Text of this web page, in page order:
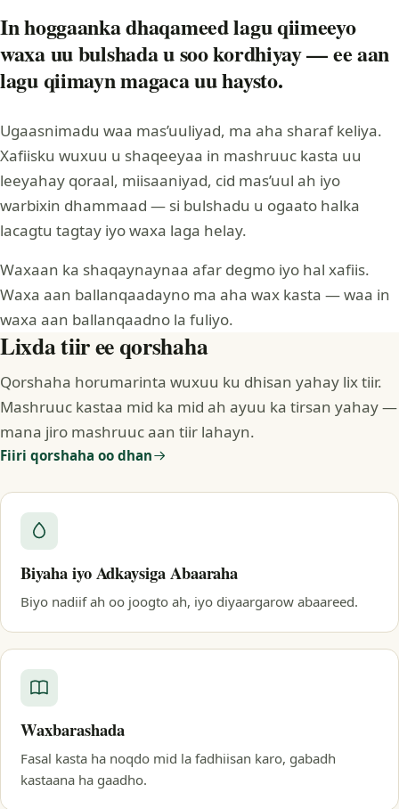
In hoggaanka dhaqameed lagu qiimeeyo
waxa uu bulshada u soo kordhiyay — ee aan
lagu qiimayn magaca uu haysto.
Ugaasnimadu waa mas’uuliyad, ma aha sharaf keliya.
Xafiisku wuxuu u shaqeeyaa in mashruuc kasta uu
leeyahay qoraal, miisaaniyad, cid mas’uul ah iyo
warbixin dhammaad — si bulshadu u ogaato halka
lacagtu tagtay iyo waxa laga helay.
Waxaan ka shaqaynaynaa afar degmo iyo hal xafiis.
Waxa aan ballanqaadayno ma aha wax kasta — waa in
waxa aan ballanqaadno la fuliyo.
Lixda tiir ee qorshaha
Qorshaha horumarinta wuxuu ku dhisan yahay lix tiir.
Mashruuc kastaa mid ka mid ah ayuu ka tirsan yahay —
mana jiro mashruuc aan tiir lahayn.
Fiiri qorshaha oo dhan
Biyaha iyo Adkaysiga Abaaraha
Biyo nadiif ah oo joogto ah, iyo diyaargarow abaareed.
Waxbarashada
Fasal kasta ha noqdo mid la fadhiisan karo, gabadh
kastaana ha gaadho.